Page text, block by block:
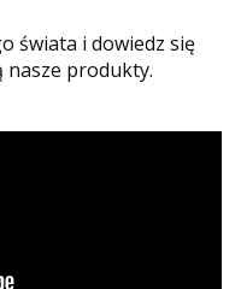
świata i dowiedz się
nasze produkty.